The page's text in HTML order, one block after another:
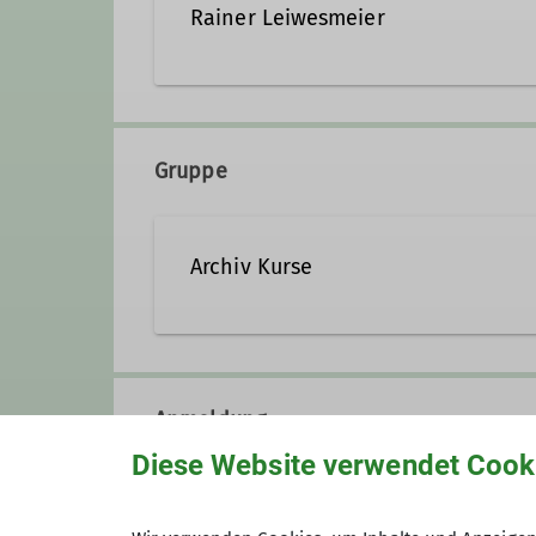
Rainer Leiwesmeier
Trainer C Sportklettern
Trainer B Alpinklettern
Gruppe
Archiv Kurse
Anmeldung
Diese Website verwendet